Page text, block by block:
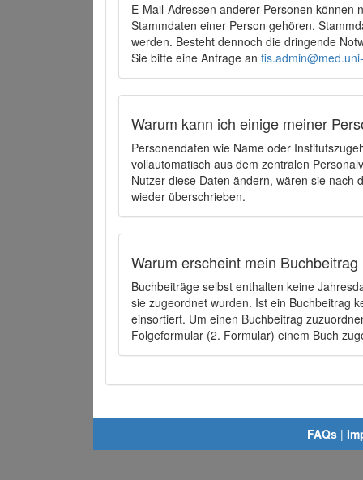
E-Mail-Adressen anderer Personen können
Stammdaten einer Person gehören.
werden. Besteht dennoch die dringende
Sie bitte eine Anfrage an
Warum kann ich einige meiner
Personendaten wie Name oder
vollautomatisch aus dem zentralen
Nutzer diese Daten ändern, wären sie
wieder überschrieben.
Warum erscheint mein
Buchbeiträge selbst enthalten keine
sie zugeordnet wurden. Ist ein Buchbeitrag
einsortiert. Um einen Buchbeitrag
Folgeformular (2. Formular) einem Buch
FAQs |